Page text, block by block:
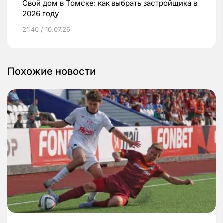
Свой дом в Томске: как выбрать застройщика в
2026 году
21:40 / 10.07.26
Похожие новости